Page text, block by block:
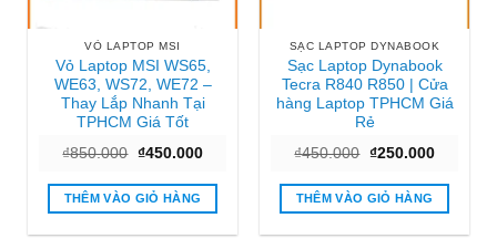
VỎ LAPTOP MSI
Vỏ Laptop MSI WS65,
WE63, WS72, WE72 –
Thay Lắp Nhanh Tại
TPHCM Giá Tốt
₫850.000 Giá
là:
₫850.000.
₫450.000Giá
tại
₫450.000.
THÊM VÀO GIỎ HÀNG
SẠC LAPTOP DYNABOOK
Sạc Laptop Dynabook
Tecra R840 R850 | Cửa
hàng Laptop TPHCM Giá
Rẻ
₫450.000 Giá
là:
₫450.000.
₫250.000Giá
tại
THÊM VÀO GIỎ HÀNG